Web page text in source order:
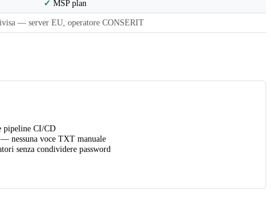
✓ MSP plan
— server EU, operatore CONSERIT
pipeline CI/CD
nessuna voce TXT manuale
senza condividere password